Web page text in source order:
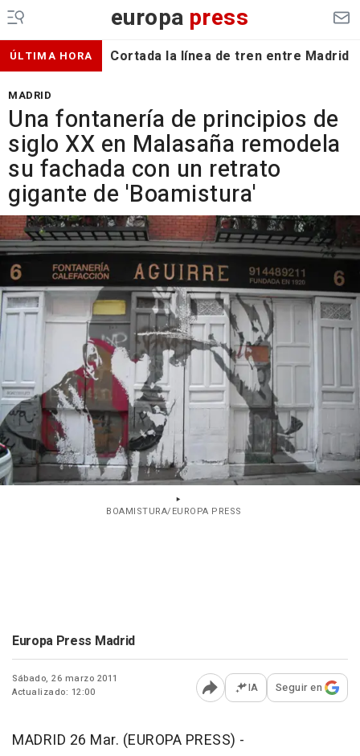
europa press
ÚLTIMA HORA Cortada la línea de tren entre Madrid
MADRID
Una fontanería de principios de
siglo XX en Malasaña remodela
su fachada con un retrato
gigante de 'Boamistura'
BOAMISTURA/EUROPA PRESS
Europa Press Madrid
Sábado, 26 marzo 2011
Actualizado: 12:00
Abrir opciones para
IA Seguir en
MADRID 26 Mar. (EUROPA PRESS) -